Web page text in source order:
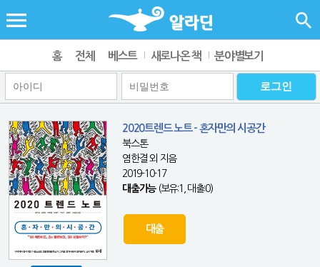
홈 전체 베스트 새로나온 책 분야별보기
2020트렌드 노트 - 혼자만의 시공간
북스톤
염한결 외 지음
2019-10-17
대출가능(보유:1, 대출:0)
대출